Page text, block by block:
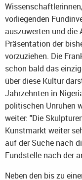
vorliegenden
auszuwerten und die
Präsentation der
vorzuziehen. Die
schon bald das
über diese Kultur
Jahrzehnten in
politischen Unruhen
weiter: "Die
Kunstmarkt weiter
auf der Suche nach
Fundstelle nach der
Neben den bis zu